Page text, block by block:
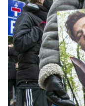
Zivilisten
sogenannten